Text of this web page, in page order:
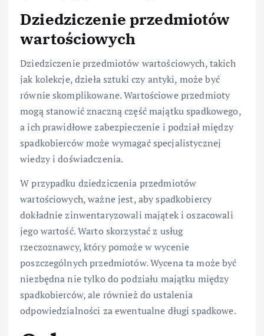
Dziedziczenie przedmiotów
wartościowych
Dziedziczenie przedmiotów wartościowych, takich
jak kolekcje, dzieła sztuki czy antyki, może być
równie skomplikowane. Wartościowe przedmioty
mogą stanowić znaczną część majątku spadkowego,
a ich prawidłowe zabezpieczenie i podział między
spadkobierców może wymagać specjalistycznej
wiedzy i doświadczenia.
W przypadku dziedziczenia przedmiotów
wartościowych, ważne jest, aby spadkobiercy
dokładnie zinwentaryzowali majątek i oszacowali
jego wartość. Warto skorzystać z usług
rzeczoznawcy, który pomoże w wycenie
poszczególnych przedmiotów. Wycena ta może być
niezbędna nie tylko do podziału majątku między
spadkobierców, ale również do ustalenia
odpowiedzialności za ewentualne długi spadkowe.